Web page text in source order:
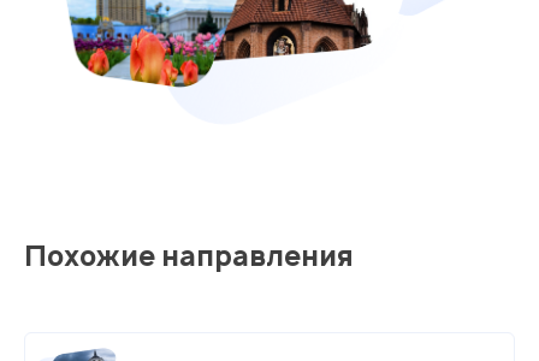
Похожие направления